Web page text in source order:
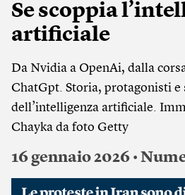
Se scoppia
artificiale
Da Nvidia a OpenAi, dalla
ChatGpt. Storia, protagonisti e
dell’intelligenza artificiale.
Chayka da foto Getty
16 gennaio 2026 •